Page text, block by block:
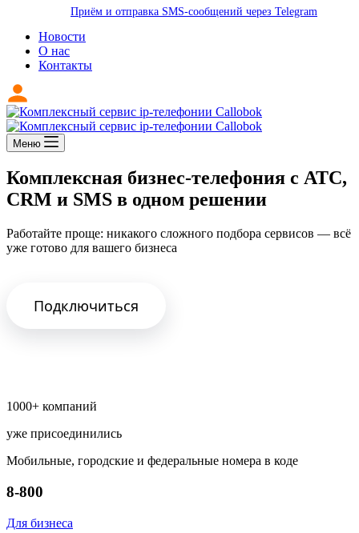
Приём и отправка SMS-сообщений через Telegram
Новости
О нас
Контакты
Меню
Комплексная бизнес-телефония с АТС,
CRM и SMS в одном решении
Работайте проще: никакого сложного подбора сервисов — всё
уже готово для вашего бизнеса
Подключиться
1000+ компаний
уже присоединились
Мобильные, городские и федеральные номера в коде
8-800
Для бизнеса